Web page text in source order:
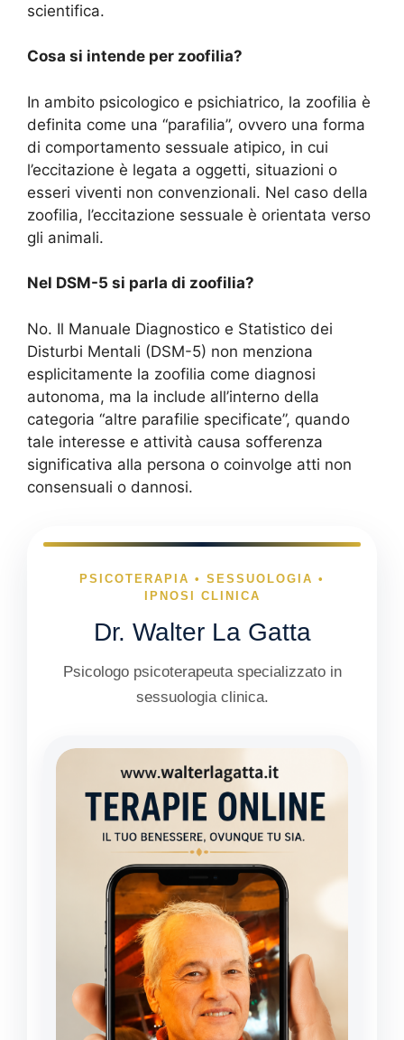
scientifica.
Cosa si intende per zoofilia?
In ambito psicologico e psichiatrico, la zoofilia è
definita come una “parafilia”, ovvero una forma
di comportamento sessuale atipico, in cui
l’eccitazione è legata a oggetti, situazioni o
esseri viventi non convenzionali. Nel caso della
zoofilia, l’eccitazione sessuale è orientata verso
gli animali.
Nel DSM-5 si parla di zoofilia?
No. Il Manuale Diagnostico e Statistico dei
Disturbi Mentali (DSM-5) non menziona
esplicitamente la zoofilia come diagnosi
autonoma, ma la include all’interno della
categoria “altre parafilie specificate”, quando
tale interesse e attività causa sofferenza
significativa alla persona o coinvolge atti non
consensuali o dannosi.
PSICOTERAPIA • SESSUOLOGIA •
IPNOSI CLINICA
Dr. Walter La Gatta
Psicologo psicoterapeuta specializzato in
sessuologia clinica.